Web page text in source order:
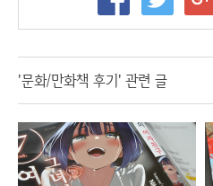
'문화/만화책 후기' 관련 글